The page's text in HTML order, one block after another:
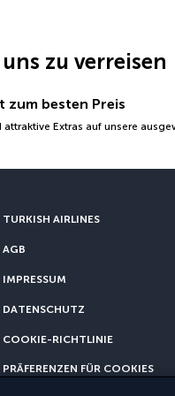
zu verreisen
zum besten Preis
Extras auf unsere
TURKISH AIRLINES
AGB
IMPRESSUM
DATENSCHUTZ
COOKIE-RICHTLINIE
PRÄFERENZEN FÜR COOKIES